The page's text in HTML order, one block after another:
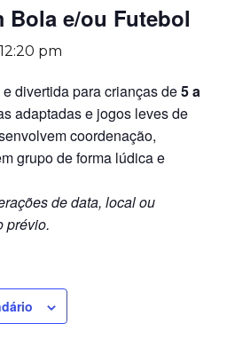
Bola e/ou Futebol
12:20 pm
divertida para crianças de5 a
adaptadas e jogos leves de
coordenação,
grupo de forma lúdica e
de data, local ou
prévio.